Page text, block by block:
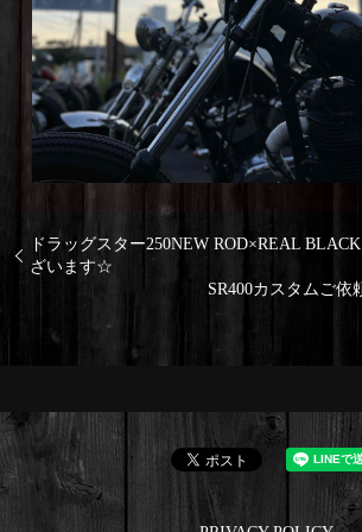
ドラッグスター250NEW ROD×REAL
ざいます☆
SR400カスタムご